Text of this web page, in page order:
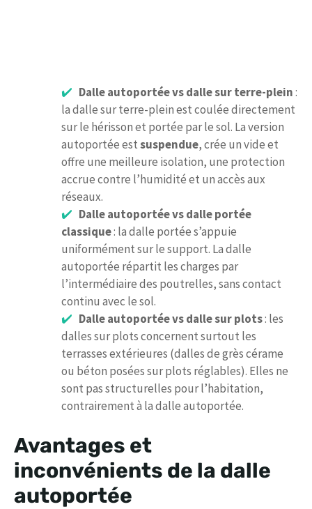
Dalle autoportée vs dalle sur terre-plein:
la dalle sur terre-plein est coulée directement
sur le hérisson et portée par le sol. La version
autoportée estsuspendue, crée un vide et
offre une meilleure isolation, une protection
accrue contre l’humidité et un accès aux
réseaux.
Dalle autoportée vs dalle portée
classique: la dalle portée s’appuie
uniformément sur le support. La dalle
autoportée répartit les charges par
l’intermédiaire des poutrelles, sans contact
continu avec le sol.
Dalle autoportée vs dalle sur plots: les
dalles sur plots concernent surtout les
terrasses extérieures (dalles de grès cérame
ou béton posées sur plots réglables). Elles ne
sont pas structurelles pour l’habitation,
contrairement à la dalle autoportée.
Avantages et
inconvénients de la dalle
autoportée